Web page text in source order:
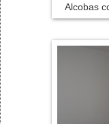
Alcobas